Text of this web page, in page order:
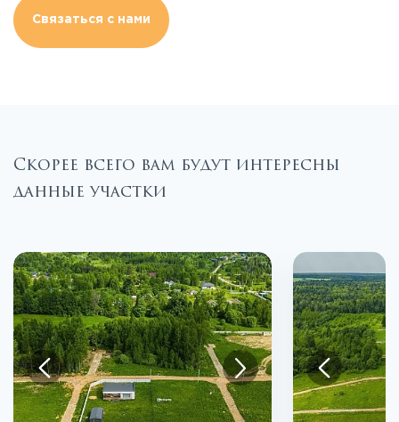
Связаться с нами
Скорее всего вам будут интересны
данные участки